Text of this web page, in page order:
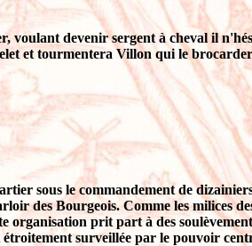
voulant devenir sergent à cheval il
et tourmentera Villon qui le
sous le commandement de
des Bourgeois. Comme les milices
organisation prit part à des
surveillée par le pouvoir